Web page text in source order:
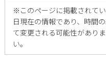
※ このページに掲載されて
日現在の情報であり、時間
て変更される可能性があり
い。